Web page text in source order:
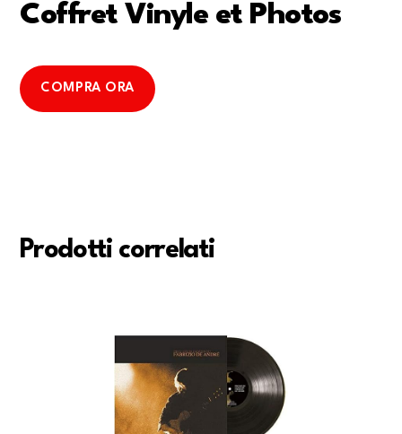
Coffret Vinyle et Photos
COMPRA ORA
Prodotti correlati